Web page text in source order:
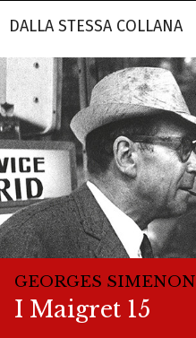
DALLA STESSA COLLANA
GEORGES SIMENON
I Maigret 15